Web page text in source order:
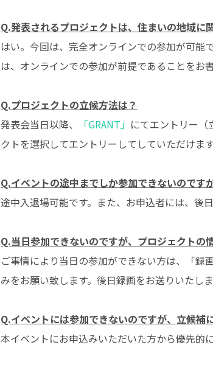
Q.発表されるプロジェクトは、住まいの地域に
はい。今回は、完全オンラインでの参加が可能
は、オンラインでの参加が前提であることをお
Q.プロジェクトの立候方法は？
発表会当日以降、
「GRANT」 にてエントリー（
クトを選択してエントリーしてしていただけます
Q.イベントの途中までしか参加できないのです
途中入退場可能です。また、お申込者には、後
Q.当日参加できないのですが、プロジェクトの
ご事情により当日の参加ができない方は、「録
みをお願い致します。後日録画をお送りいたしま
Q.イベントには参加できないのですが、立候補
本イベントにお申込みいただいた方から優先的